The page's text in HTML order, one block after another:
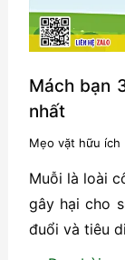
quả
Mách bạn
nhất
Mẹo vặt hữu ích
Muỗi là loài
gây hại cho
đuổi và tiêu